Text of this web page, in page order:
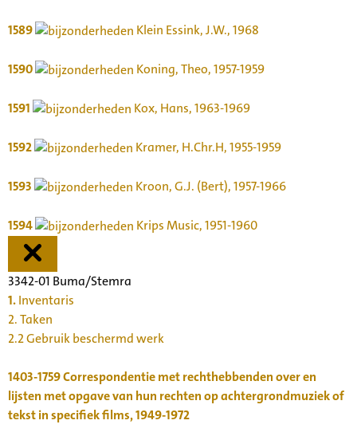
1589 Klein Essink, J.W., 1968
1590 Koning, Theo, 1957-1959
1591 Kox, Hans, 1963-1969
1592 Kramer, H.Chr.H, 1955-1959
1593 Kroon, G.J. (Bert), 1957-1966
1594 Krips Music, 1951-1960
3342-01 Buma/Stemra
1.Inventaris
2. Taken
2.2 Gebruik beschermd werk
1403-1759Correspondentie met rechthebbenden over en
lijsten met opgave van hun rechten op achtergrondmuziek of
tekst in specifiek films, 1949-1972